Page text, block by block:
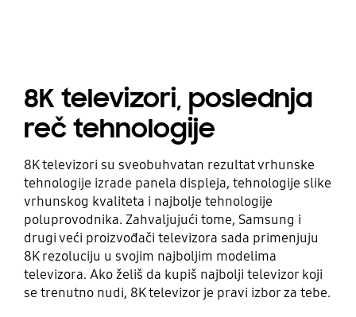
8K televizori, poslednja
reč tehnologije
8K televizori su sveobuhvatan rezultat vrhunske
tehnologije izrade panela displeja, tehnologije slike
vrhunskog kvaliteta i najbolje tehnologije
poluprovodnika. Zahvaljujući tome, Samsung i
drugi veći proizvođači televizora sada primenjuju
8K rezoluciju u svojim najboljim modelima
televizora. Ako želiš da kupiš najbolji televizor koji
se trenutno nudi, 8K televizor je pravi izbor za tebe.